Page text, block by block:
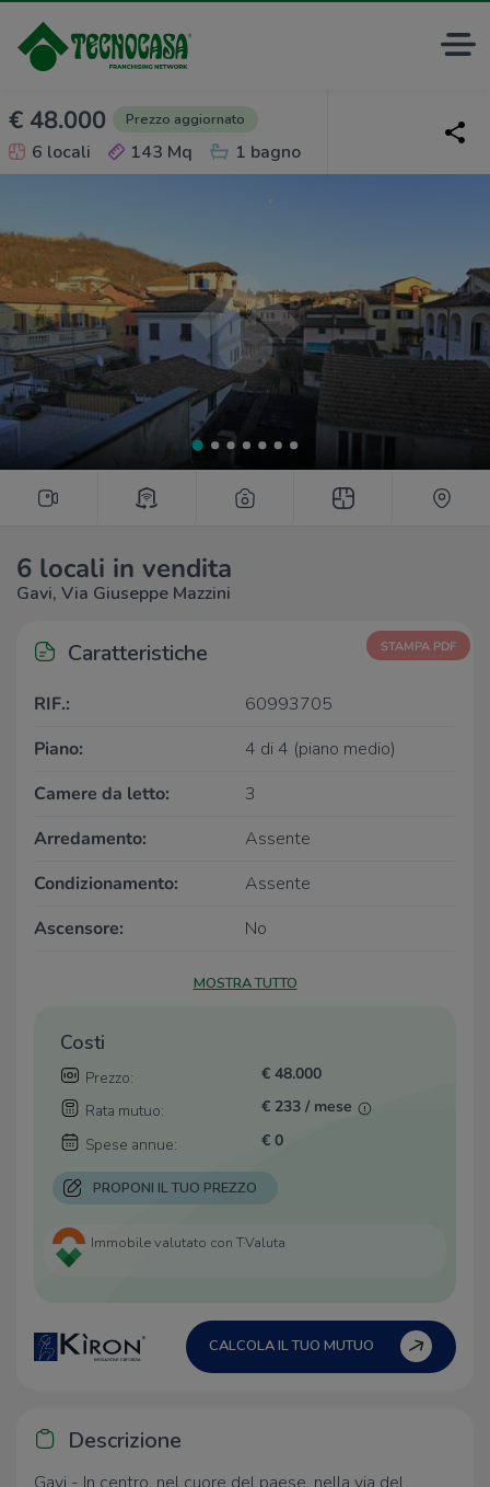
€ 48.000 Prezzo aggiornato
6 locali 143 Mq 1 bagno
6 locali in vendita
Gavi, Via Giuseppe Mazzini
Caratteristiche STAMPA PDF
RIF.:
60993705
Piano:
4 di 4 (piano medio)
Camere da letto:
3
Arredamento:
Assente
Condizionamento:
Assente
Ascensore:
No
MOSTRA TUTTO
Costi
Prezzo:
€ 48.000
Rata mutuo:
€ 233 / mese
Spese annue:
€ 0
PROPONI IL TUO PREZZO
Immobile valutato con T·Valuta
CALCOLA IL TUO MUTUO
Descrizione